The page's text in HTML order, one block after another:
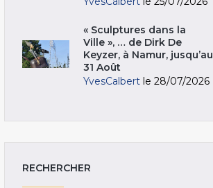
« Sculptures dans la
Ville », … de Dirk De
Keyzer, à Namur, jusqu’au
31 Août
YvesCalbert le 28/07/2026
RECHERCHER